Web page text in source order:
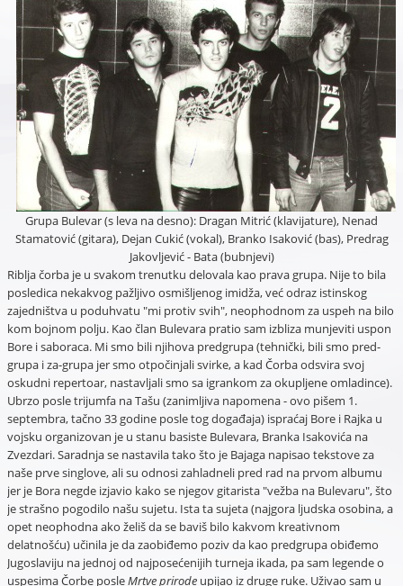
Grupa Bulevar (s leva na desno): Dragan Mitrić (klavijature), Nenad
Stamatović (gitara), Dejan Cukić (vokal), Branko Isaković (bas), Predrag
Jakovljević - Bata (bubnjevi)
Riblja čorba je u svakom trenutku delovala kao prava grupa. Nije to bila
posledica nekakvog pažljivo osmišljenog imidža, već odraz istinskog
zajedništva u poduhvatu "mi protiv svih", neophodnom za uspeh na bilo
kom bojnom polju. Kao član Bulevara pratio sam izbliza munjeviti uspon
Bore i saboraca. Mi smo bili njihova predgrupa (tehnički, bili smo pred-
grupa i za-grupa jer smo otpočinjali svirke, a kad Čorba odsvira svoj
oskudni repertoar, nastavljali smo sa igrankom za okupljene omladince).
Ubrzo posle trijumfa na Tašu (zanimljiva napomena - ovo pišem 1.
septembra, tačno 33 godine posle tog događaja) ispraćaj Bore i Rajka u
vojsku organizovan je u stanu basiste Bulevara, Branka Isakovića na
Zvezdari. Saradnja se nastavila tako što je Bajaga napisao tekstove za
naše prve singlove, ali su odnosi zahladneli pred rad na prvom albumu
jer je Bora negde izjavio kako se njegov gitarista "vežba na Bulevaru", što
je strašno pogodilo našu sujetu. Ista ta sujeta (najgora ljudska osobina, a
opet neophodna ako želiš da se baviš bilo kakvom kreativnom
delatnošću) učinila je da zaobiđemo poziv da kao predgrupa obiđemo
Jugoslaviju na jednoj od najposećenijih turneja ikada, pa sam legende o
uspesima Čorbe posleMrtve prirodeupijao iz druge ruke. Uživao sam u